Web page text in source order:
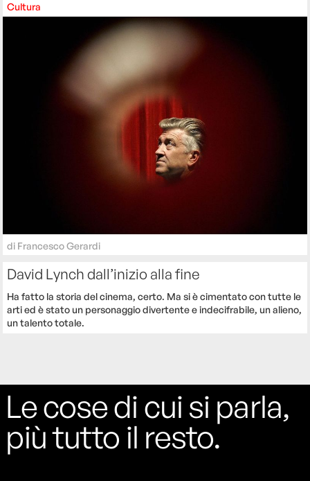
Cultura
di Francesco Gerardi
David Lynch dall’inizio alla fine
Ha fatto la storia del cinema, certo. Ma si è cimentato con tutte le
arti ed è stato un personaggio divertente e indecifrabile, un alieno,
un talento totale.
Le cose di cui si parla,
più tutto il resto.